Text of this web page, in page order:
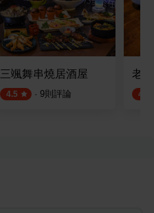
三颯舞串燒居酒屋
4.5 · 9則評論
老
4.5